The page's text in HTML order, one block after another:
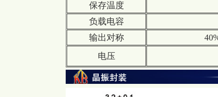
保存温度
负载电容
输出对称
电压